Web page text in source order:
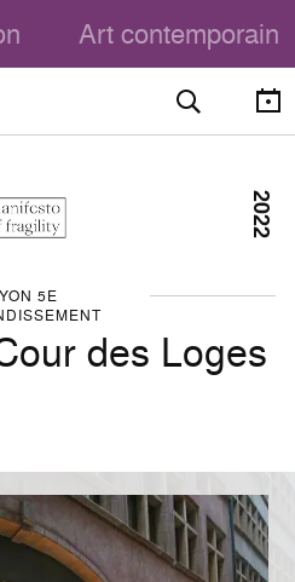
Art contemporain
5E
des Loges
2022